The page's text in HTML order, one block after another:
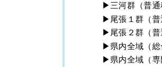
▶三河群（普通
▶尾張１群（普
▶尾張２群（普
▶県内全域（総
▶県内全域（